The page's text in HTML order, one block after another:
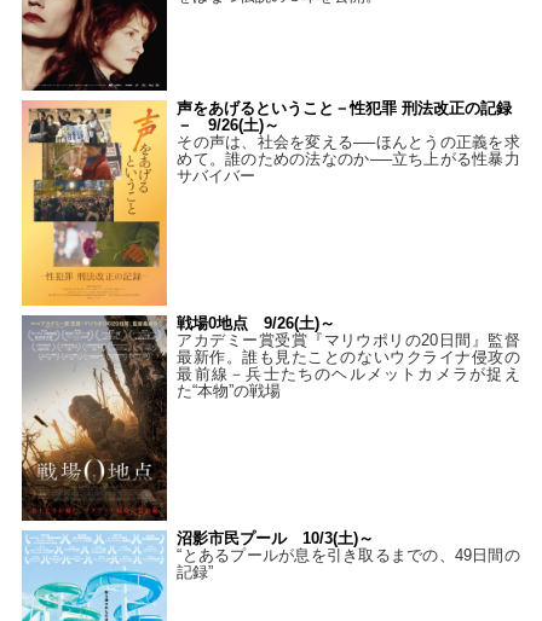
声をあげるということ－性犯罪 刑法改正の記録
－ 9/26(土)～
その声は、社会を変える──ほんとうの正義を求
めて。誰のための法なのか──立ち上がる性暴力
サバイバー
戦場0地点 9/26(土)～
アカデミー賞受賞『マリウポリの20日間』監督
最新作。誰も見たことのないウクライナ侵攻の
最前線－兵士たちのヘルメットカメラが捉え
た“本物”の戦場
沼影市民プール 10/3(土)～
“とあるプールが息を引き取るまでの、49日間の
記録”